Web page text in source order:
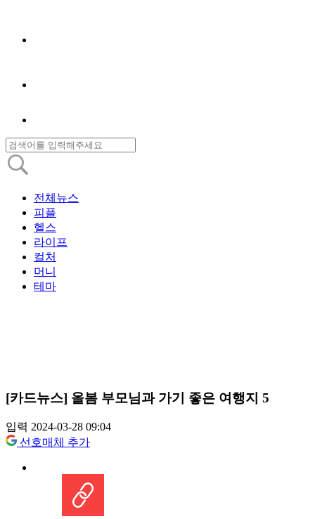
전체뉴스
피플
헬스
라이프
컬처
머니
테마
[카드뉴스] 올봄 부모님과 가기 좋은 여행지 5
입력 2024-03-28 09:04
선호매체 추가